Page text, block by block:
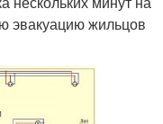
эвакуацию жильцов